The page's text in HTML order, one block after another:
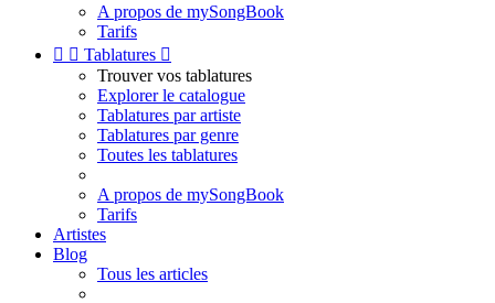
A propos de mySongBook
Tarifs
  Tablatures 
Trouver vos tablatures
Explorer le catalogue
Tablatures par artiste
Tablatures par genre
Toutes les tablatures
A propos de mySongBook
Tarifs
Artistes
Blog
Tous les articles